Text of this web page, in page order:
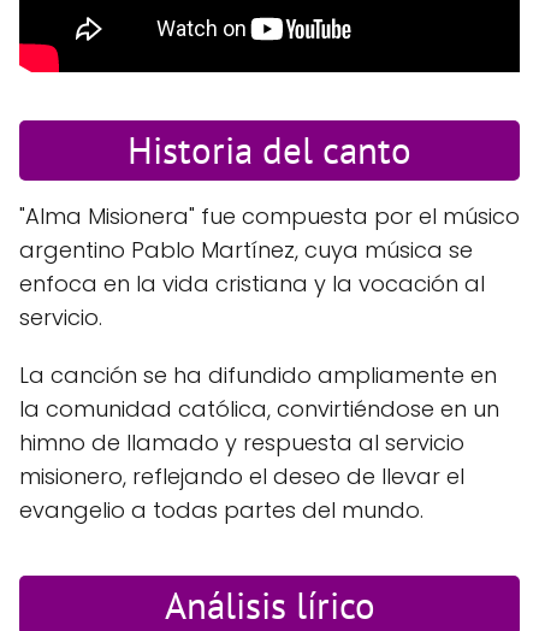
Historia del canto
"Alma Misionera" fue compuesta por el músico
argentino Pablo Martínez, cuya música se
enfoca en la vida cristiana y la vocación al
servicio.
La canción se ha difundido ampliamente en
la comunidad católica, convirtiéndose en un
himno de llamado y respuesta al servicio
misionero, reflejando el deseo de llevar el
evangelio a todas partes del mundo.
Análisis lírico